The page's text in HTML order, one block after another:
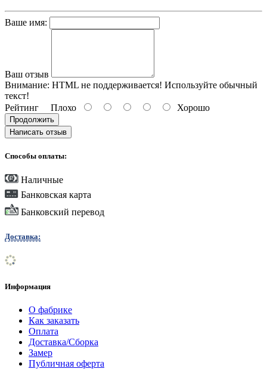
Ваше имя:
Ваш отзыв
Внимание: HTML не поддерживается! Используйте обычный
текст!
Рейтинг Плохо Хорошо
Продолжить
Написать отзыв
Способы оплаты:
Наличные
Банковская карта
Банковский перевод
Доставка:
Информация
О фабрике
Как заказать
Оплата
Доставка/Сборка
Замер
Публичная оферта